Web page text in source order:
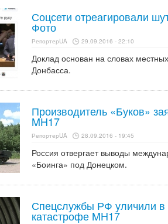
Соцсети отреагировали
Фото
РепортерUA 29.09.2016 - 22:10
Доклад основан на словах
Донбасса.
Производитель «Буков»
MH17
РепортерUA 28.09.2016 - 19:45
Россия отвергает выводы
«Боинга» под Донецком.
Спецслужбы РФ уличили в
катастрофе MH17